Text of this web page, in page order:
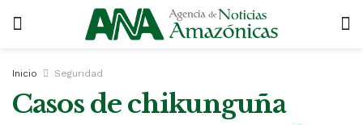
Inicio Seguridad
Casos de chikunguña